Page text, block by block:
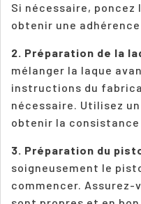
Si nécessaire,
obtenir une
2. Préparation de la
mélanger la laque
instructions du
nécessaire. Utilisez
obtenir la
3. Préparation du
soigneusement le
commencer. Assurez-